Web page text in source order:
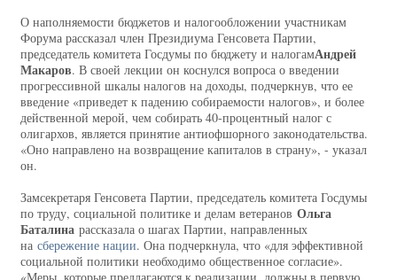
О наполняемости бюджетов и налогообложении участникам
Форума рассказал член Президиума Генсовета Партии,
председатель комитета Госдумы по бюджету и налогамАндрей
Макаров. В своей лекции он коснулся вопроса о введении
прогрессивной шкалы налогов на доходы, подчеркнув, что ее
введение «приведет к падению собираемости налогов», и более
действенной мерой, чем собирать 40-процентный налог с
олигархов, является принятие антиофшорного законодательства.
«Оно направлено на возвращение капиталов в страну», - указал
он.
Замсекретаря Генсовета Партии, председатель комитета Госдумы
по труду, социальной политике и делам ветеранов Ольга
Баталина рассказала о шагах Партии, направленных
на сбережение нации. Она подчеркнула, что «для эффективной
социальной политики необходимо общественное согласие».